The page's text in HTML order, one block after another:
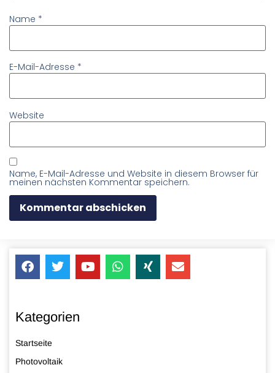
Name *
E-Mail-Adresse *
Website
Name, E-Mail-Adresse und Website in diesem Browser für
meinen nächsten Kommentar speichern.
Kategorien
Startseite
Photovoltaik